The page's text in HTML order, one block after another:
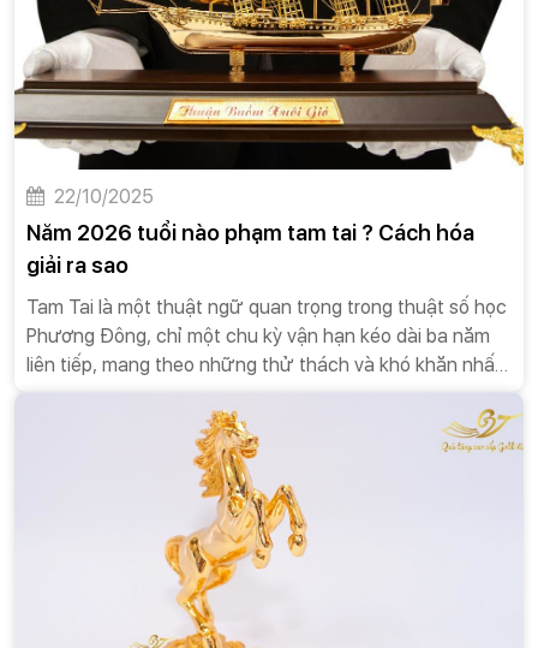
22/10/2025
Năm 2026 tuổi nào phạm tam tai ? Cách hóa
giải ra sao
Tam Tai là một thuật ngữ quan trọng trong thuật số học
Phương Đông, chỉ một chu kỳ vận hạn kéo dài ba năm
liên tiếp, mang theo những thử thách và khó khăn nhất
định đối với người gặp phải. Chu kỳ này lặp lại một lần
sau mỗi 12 năm Địa Chi. Về mặt học thuật, Tam Tai được
hiểu là ba loại tai họa: Thiên Tai (tai họa do thiên nhiên,
thời tiết), Địa Tai (tai họa do môi trường sống, đất đai,
hoặc sự cố địa lý), và Nhân Tai (tai họa do con người
gây ra, bao gồm mâu thuẫn, kiện tụng, thị phi).